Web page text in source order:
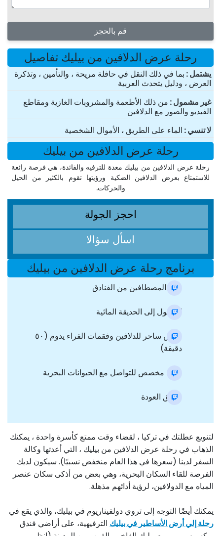
قم بالحجز
رحلة عرض الدلافين من بيليك تفاصيل
یشتمل بما في ذلك النقل في حافلة مريحة ، والتأمين ، وتذكرة
العرض ، ودليل يتحدث العربية
غير مشمول من ذلك الأطعمة والمشروبات الغازية ومقاطع
الفيديو والصور مع الدلافين
لا تنسي الماء على الطريق ، الأموال الشخصية
رحلة عرض الدلافين من بيليك
رحلة عرض الدلافين من بيليك معدة للترفيه والفائدة، هي فرصة رائعة
للاستمتاع بعرض الدلافين الضكية ورؤيتها تقوم بالكثير من الحيل
والحركات.
احجز الجولة
اسأل سؤالا
برنامج رحلة عرض الدلافين من بيليك
جمع المصطافين من الفنادق
الوصول إلى الحديقة المائية
عرض ساحر للدلافين وفقمات الفراء يدوم (٥۰
دقيقة)
وقت مخصص للتواصل مع الحيوانات البحرية
طريق العودة
لتنويع عطلتك في تركيا ، لقضاء وقت ممتع كأسرة واحدة ، يمكنك
الذهاب في رحلة عرض الدلافين من بيليك ، التي أعدتها وكالة
السفر لدينا (سعرها في هذا العام منخفض نسبيًا). سيكون لديك
الفرصة للقاء السكان البحرية، وهي بعض من أذكى سكان عنصر
المياه مع الدولافين، لرؤية أدائهم مذهلة.
يمكنك أيضًا التوجه إلى تروي دولفيناريوم في بيليك، والذي يقع في
رحلة إلي أرض الأساطير في بيليك الترفيهية، على أراضي فندق